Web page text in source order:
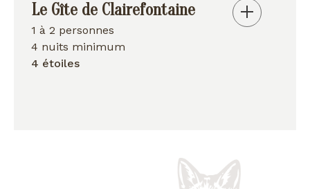
Le Gîte de Clairefontaine
1 à 2 personnes
4 nuits minimum
4 étoiles